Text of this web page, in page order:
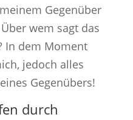
Gegenüber
wem sagt das
In dem Moment
jedoch alles
Gegenübers!
durch